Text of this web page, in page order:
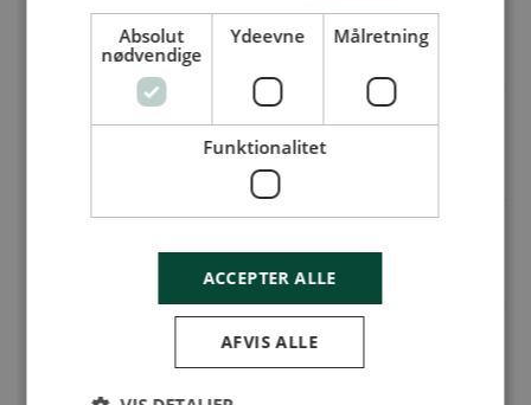
Rektor til Viborg Gymnasium
Viborg Gymnasium | Skaldehøjvej 12, 8800 Viborg
Vicerektor til Gentofte HF
Gentofte HF | Dahlensstræde 5, 2820 Gentofte
Københavns åbne Gymnasium | Sjælør Boulevard 133, 2500 Valby
Haster - Barselsvikar i latin/oldtidskundskab,
dansk og evt. idræt
Absolut
nødvendige
Ydeevne Målretning
Funktionalitet
ACCEPTER ALLE
AFVIS ALLE